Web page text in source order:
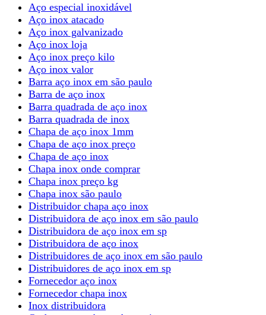
Aço especial inoxidável
Aço inox atacado
Aço inox galvanizado
Aço inox loja
Aço inox preço kilo
Aço inox valor
Barra aço inox em são paulo
Barra de aço inox
Barra quadrada de aço inox
Barra quadrada de inox
Chapa de aço inox 1mm
Chapa de aço inox preço
Chapa de aço inox
Chapa inox onde comprar
Chapa inox preço kg
Chapa inox são paulo
Distribuidor chapa aço inox
Distribuidora de aço inox em são paulo
Distribuidora de aço inox em sp
Distribuidora de aço inox
Distribuidores de aço inox em são paulo
Distribuidores de aço inox em sp
Fornecedor aço inox
Fornecedor chapa inox
Inox distribuidora